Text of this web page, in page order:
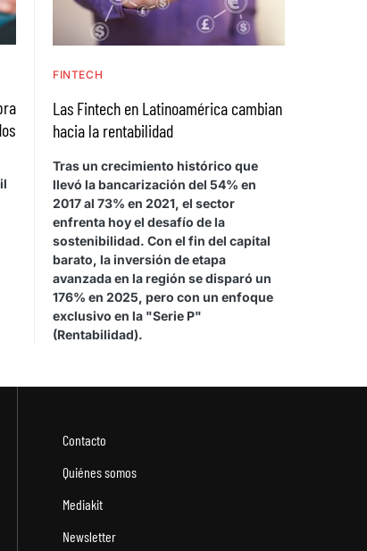
FINTECH
Las Fintech en Latinoamérica cambian
hacia la rentabilidad
Tras un crecimiento histórico que
llevó la bancarización del 54% en
2017 al 73% en 2021, el sector
enfrenta hoy el desafío de la
sostenibilidad. Con el fin del capital
barato, la inversión de etapa
avanzada en la región se disparó un
176% en 2025, pero con un enfoque
exclusivo en la "Serie P"
(Rentabilidad).
Contacto
Quiénes somos
Mediakit
Newsletter